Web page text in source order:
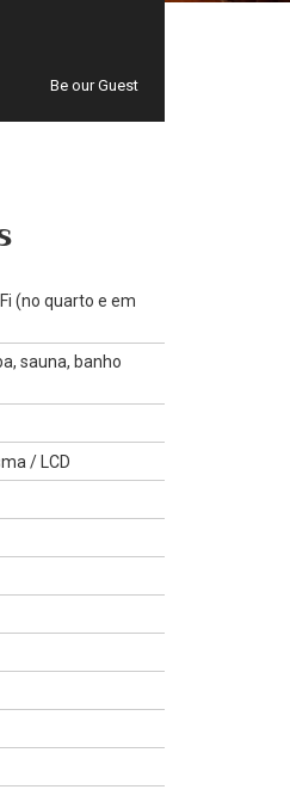
Be our Guest
(no quarto e em
sauna, banho
/ LCD